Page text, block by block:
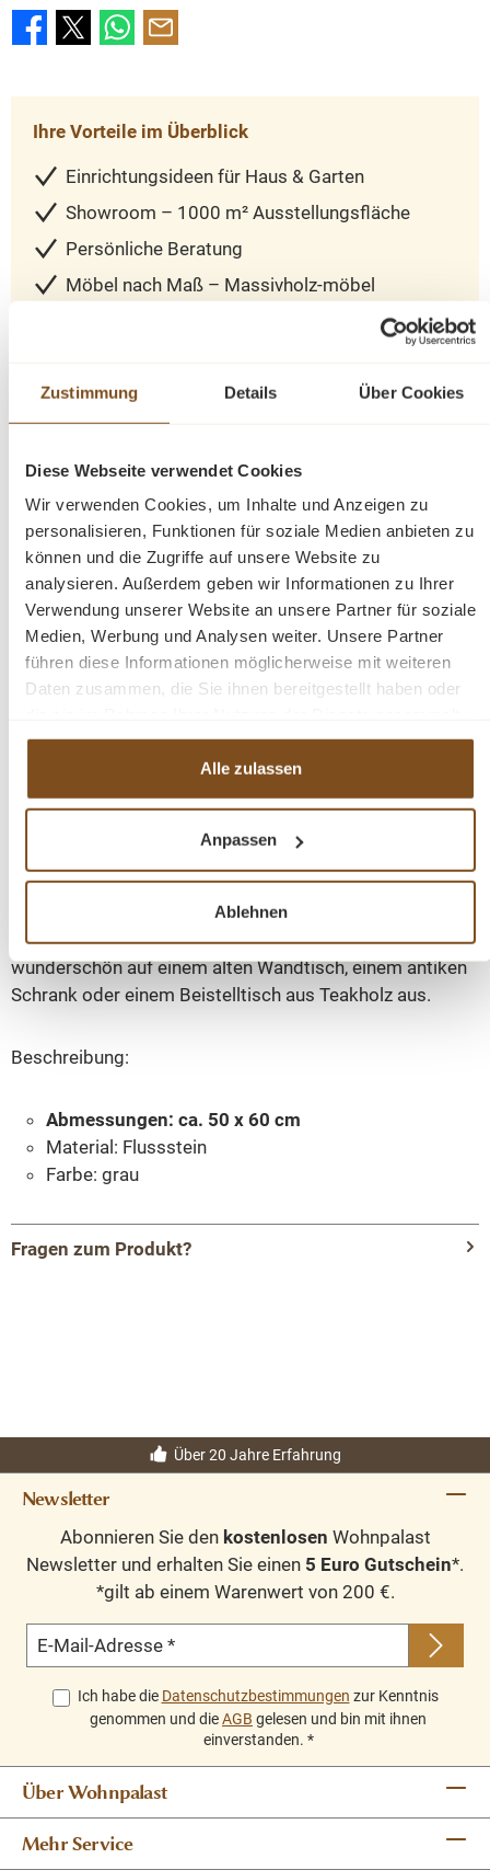
Zustimmung Details Über Cookies
Diese Webseite verwendet Cookies
Wir verwenden Cookies, um Inhalte und Anzeigen zu
personalisieren, Funktionen für soziale Medien anbieten zu
können und die Zugriffe auf unsere Website zu
analysieren. Außerdem geben wir Informationen zu Ihrer
Verwendung unserer Website an unsere Partner für soziale
Medien, Werbung und Analysen weiter. Unsere Partner
führen diese Informationen möglicherweise mit weiteren
Daten zusammen, die Sie ihnen bereitgestellt haben oder
haben.
Alle zulassen
Anpassen
Ablehnen
Ihre Vorteile im Überblick
Einrichtungsideen für Haus & Garten
Showroom – 1000 m² Ausstellungsfläche
Persönliche Beratung
Möbel nach Maß – Massivholz-möbel
Sicher einkaufen – geprüfter Onlineshop
Haben Sie Fragen zu wohnpalast.de oder
Artikeln? Benötigen Sie Hilfe im Shop? Wir sind
für Sie da.
02137 9272519
Mo.-Fr. 10–18 Uhr, Sa. 10–16 Uhr
mail@wohnpalast.de
Produktinformationen "Naturstein
Waschbecken für Waschtisch"
Wunderschöne Natursteinwaschbecken aus River Stone.
Jedes Waschbecken hat eine andere Form oder Farbe
und ist somit ein Unikat. Die Waschbecken sehen
wunderschön auf einem alten Wandtisch, einem antiken
Schrank oder einem Beistelltisch aus Teakholz aus.
Beschreibung:
Abmessungen: ca. 50 x 60 cm
Material: Flussstein
Farbe: grau
Fragen zum Produkt?
Jedes Waschbecken hat eine andere Form oder Farbe
und ist somit ein Unikat. Die Waschbecken sehen
wunderschön auf einem alten Wandtisch, einem antiken
Beschreibung:
Abmessungen: ca. 50 x 60 cm
Material: Flussstein
Farbe: grau
Über 20 Jahre Erfahrung
Newsletter
Abonnieren Sie den kostenlosen Wohnpalast
Newsletter und erhalten Sie einen 5 Euro Gutschein*.
*gilt ab einem Warenwert von 200 €.
E-Mail-Adresse *
Ich habe die Datenschutzbestimmungen zur Kenntnis
genommen und dieAGB gelesen und bin mit ihnen
einverstanden. *
Über Wohnpalast
Mehr Service